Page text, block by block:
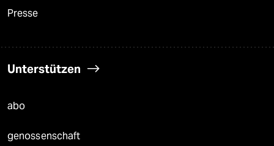
Presse
Unterstützen
abo
genossenschaft